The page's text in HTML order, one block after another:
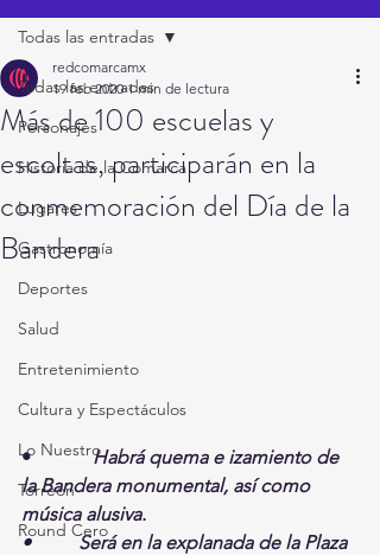
Todas las entradas
Personajes
Historia de la Comarca
Lugares
Gastronomía
Deportes
Salud
Entretenimiento
Cultura y Espectáculos
Lo Nuestro
Torreón
Round Cero
Todas las entradas
Más de 100 escuelas y
escoltas, participarán en la
conmemoración del Día de la
Bandera
redcomarcamx
19 feb 2020 1 min de lectura
• Habrá quema e izamiento de
la Bandera monumental, así como
música alusiva.
•          Será en la explanada de la Plaza